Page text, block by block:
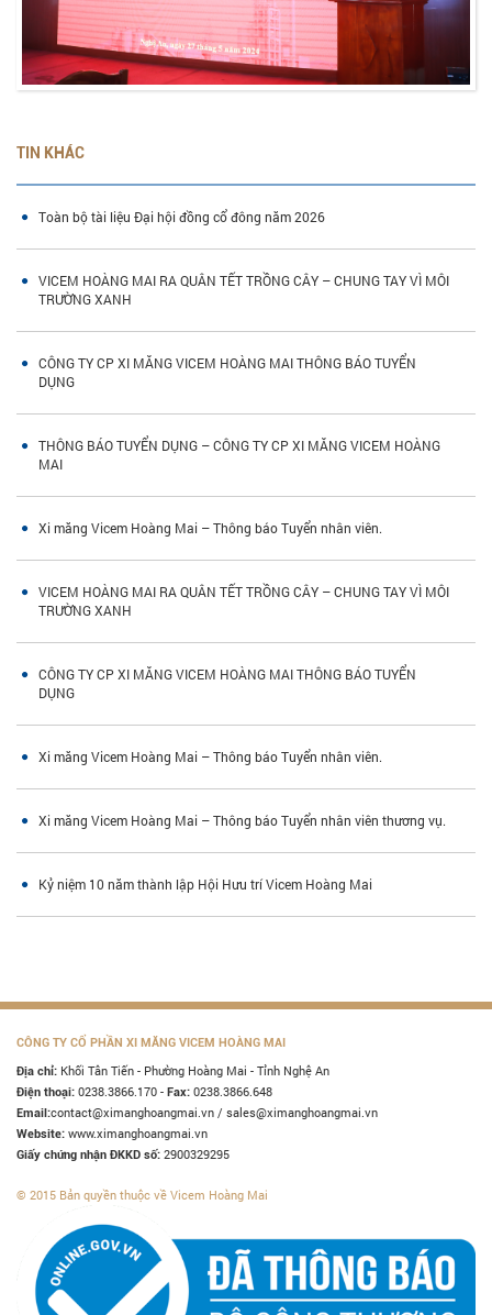
TIN KHÁC
Toàn bộ tài liệu Đại hội đồng cổ đông năm 2026
VICEM HOÀNG MAI RA QUÂN TẾT TRỒNG CÂY – CHUNG TAY VÌ MÔI
TRƯỜNG XANH
CÔNG TY CP XI MĂNG VICEM HOÀNG MAI THÔNG BÁO TUYỂN
DỤNG
THÔNG BÁO TUYỂN DỤNG – CÔNG TY CP XI MĂNG VICEM HOÀNG
MAI
Xi măng Vicem Hoàng Mai – Thông báo Tuyển nhân viên.
VICEM HOÀNG MAI RA QUÂN TẾT TRỒNG CÂY – CHUNG TAY VÌ MÔI
TRƯỜNG XANH
CÔNG TY CP XI MĂNG VICEM HOÀNG MAI THÔNG BÁO TUYỂN
DỤNG
Xi măng Vicem Hoàng Mai – Thông báo Tuyển nhân viên.
Xi măng Vicem Hoàng Mai – Thông báo Tuyển nhân viên thương vụ.
Kỷ niệm 10 năm thành lập Hội Hưu trí Vicem Hoàng Mai
CÔNG TY CỔ PHẦN XI MĂNG VICEM HOÀNG MAI
Địa chỉ: Khối Tân Tiến - Phường Hoàng Mai - Tỉnh Nghệ An
Điện thoại: 0238.3866.170 - Fax: 0238.3866.648
Email:contact@ximanghoangmai.vn / sales@ximanghoangmai.vn
Website: www.ximanghoangmai.vn
Giấy chứng nhận ĐKKD số: 2900329295
© 2015 Bản quyền thuộc về Vicem Hoàng Mai